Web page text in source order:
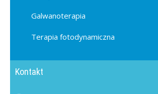
Galwanoterapia
Terapia fotodynamiczna
Kontakt